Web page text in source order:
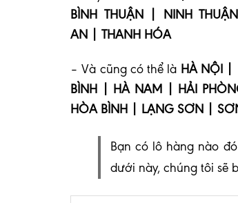
BÌNH THUẬN | NINH
AN | THANH HÓA
– Và cũng có thể là HÀ NỘI |
BÌNH | HÀ NAM | HẢI
HÒA BÌNH | LẠNG SƠN |
Bạn có lô hàng nào
dưới này, chúng tôi sẽ